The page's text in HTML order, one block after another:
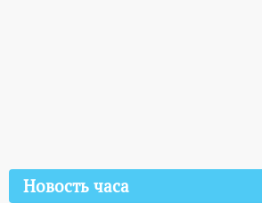
Новость часа